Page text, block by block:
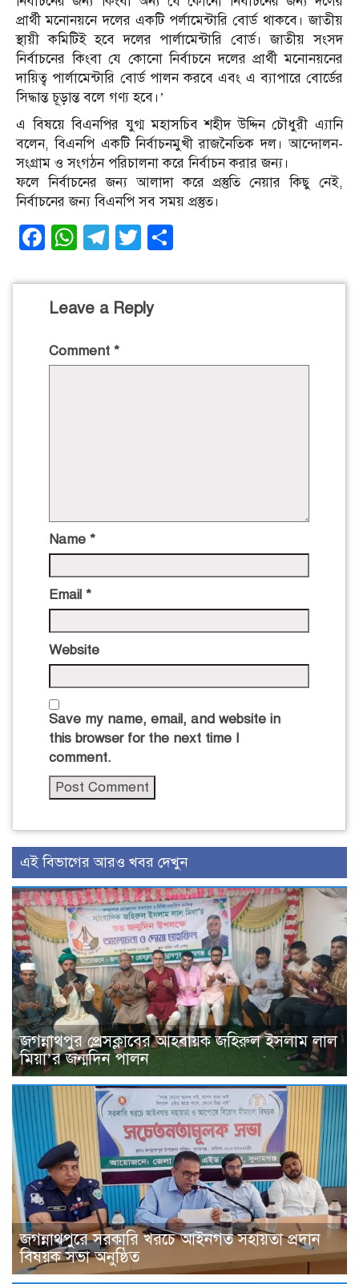
প্রার্থী মনোনয়নে দলের একটি পর্লামেন্টারি বোর্ড থাকবে। জাতীয়
স্থায়ী কমিটিই হবে দলের পার্লামেন্টারি বোর্ড। জাতীয় সংসদ
নির্বাচনের কিংবা যে কোনো নির্বাচনে দলের প্রার্থী মনোনয়নের
দায়িত্ব পার্লামেন্টারি বোর্ড পালন করবে এবং এ ব্যাপারে বোর্ডের
সিদ্ধান্ত চূড়ান্ত বলে গণ্য হবে।’
এ বিষয়ে বিএনপির যুগ্ম মহাসচিব শহীদ উদ্দিন চৌধুরী এ্যানি
বলেন, বিএনপি একটি নির্বাচনমুখী রাজনৈতিক দল। আন্দোলন-
সংগ্রাম ও সংগঠন পরিচালনা করে নির্বাচন করার জন্য।
ফলে নির্বাচনের জন্য আলাদা করে প্রস্তুতি নেয়ার কিছু নেই,
নির্বাচনের জন্য বিএনপি সব সময় প্রস্তুত।
Facebook
WhatsApp
Telegram
Twitter
Leave a Reply
Comment *
Name *
Email *
Website
Save my name, email, and website in
this browser for the next time I
comment.
এই বিভাগের আরও খবর দেখুন
জগন্নাথপুর প্রেসক্লাবের আহবায়ক জহিরুল ইসলাম লাল
মিয়া’র জন্মদিন পালন
জগন্নাথপুরে সরকারি খরচে আইনগত সহায়তা প্রদান
বিষয়ক সভা অনুষ্ঠিত